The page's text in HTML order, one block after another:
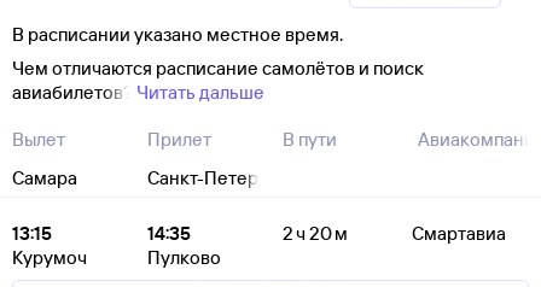
В расписании указано местное время.
Чем отличаются расписание самолётов и поиск
авиабилетов? Читать дальше
Вылет
Самара
Прилет
Санкт-Петербург
В пути
13:15
Курумоч
14:35
Пулково
2 ч 20 м Смартавиа